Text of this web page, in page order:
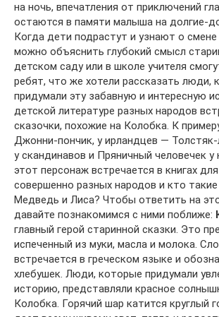
на ночь, впечатления от приключений
остаются в памяти малыша на долгие-
Когда дети подрастут и узнают о смене
можно объяснить глубокий смысл
детском саду или в школе учителя
ребят, что же хотели рассказать люди,
придумали эту забавную и интересную
детской литературе разных народов
сказочки, похожие на Колобка. К
Джонни-пончик, у ирландцев —
у скандинавов и Пряничный человечек
этот персонаж встречается в книгах
совершенно разных народов и кто
Медведь и Лиса? Чтобы ответить на
давайте познакомимся с ними поближе:
главный герой старинной сказки. Это
испеченный из муки, масла и молока.
встречается в греческом языке и
хлебушек. Люди, которые придумали
историю, представляли красное
Колобка. Горячий шар катится круглый